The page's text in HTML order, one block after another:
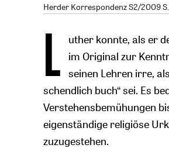
Herder Korrespondenz S2/2009
L
uther konnte, als er
im Original zur
seinen Lehren irre,
schendlich buch“ sei. Es
Verstehensbemühungen
eigenständige religiöse
zuzugestehen.